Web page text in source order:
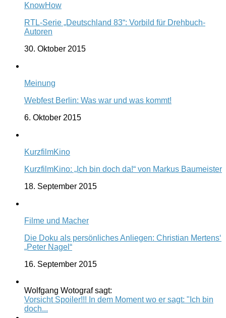
KnowHow
RTL-Serie „Deutschland 83“: Vorbild für Drehbuch-
Autoren
30. Oktober 2015
Meinung
Webfest Berlin: Was war und was kommt!
6. Oktober 2015
KurzfilmKino
KurzfilmKino: „Ich bin doch da!“ von Markus Baumeister
18. September 2015
Filme und Macher
Die Doku als persönliches Anliegen: Christian Mertens‘
„Peter Nagel“
16. September 2015
Wolfgang Wotograf sagt:
Vorsicht Spoiler!!! In dem Moment wo er sagt: "Ich bin
doch...